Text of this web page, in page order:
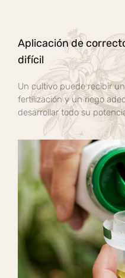
Aplicación de
difícil
Un cultivo puede recibir
fertilización y un riego
desarrollar todo su